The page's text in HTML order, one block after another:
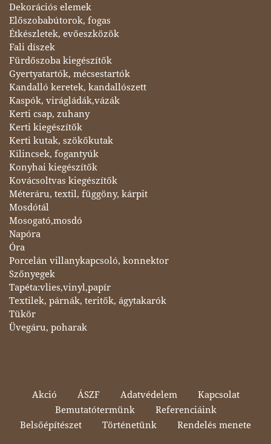
Dekorációs elemek
Előszobabútorok, fogas
Étkészletek, evőeszközök
Fali díszek
Fürdőszoba kiegészítők
Gyertyatartók, mécsestartók
Kandalló keretek, kandallószett
Kaspók, virágládák,vázák
Kerti csap, zuhany
Kerti kiegészítők
Kerti kutak, szökőkutak
Kilincsek, fogantyúk
Konyhai kiegészítők
Kovácsoltvas kiegészítők
Méteráru, textil, függöny, kárpit
Mosdótál
Mosogató,mosdó
Napóra
Óra
Porcelán villanykapcsoló, konnektor
Szőnyegek
Tapéta:vlies,vinyl,papír
Textilek, párnák, teritők, ágytakarók
Tükör
Üvegáru, poharak
Akció ÁSZF Adatvédelem
Kapcsolat
Bemutatótermünk
Referenciáink
Belsőépítészet
Történetünk Rendelés menete